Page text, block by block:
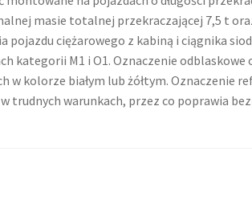
masie totalnej przekraczającej 7,5 t
pojazdu ciężarowego z kabiną i ciągnika
kategorii M1 i O1. Oznaczenie
w kolorze białym lub żółtym. Oznaczenie
trudnych warunkach, przez co poprawia